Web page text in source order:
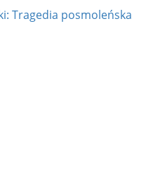
Tragedia posmoleńska